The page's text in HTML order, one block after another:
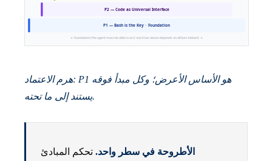
هرم الاعتماد: P1 هو الأساس الأعرض؛ وكل مبدأ فوقه
يستند إلى ما تحته.
الأطروحة في سطر واحد. تحكم المبادئ